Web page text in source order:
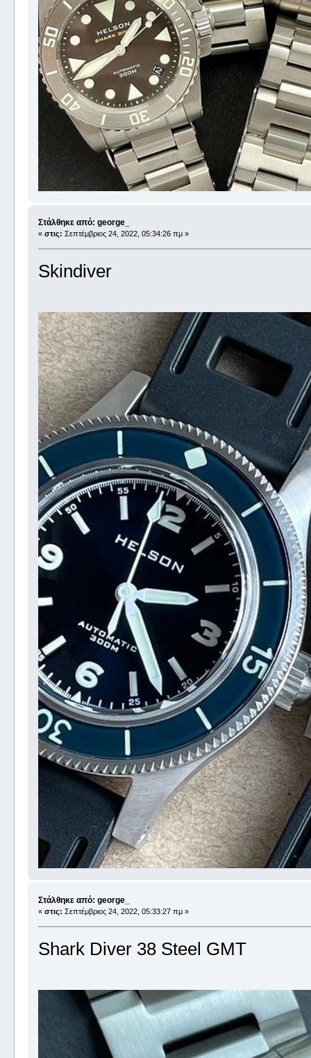
Στάλθηκε από: george_
« στις: Σεπτέμβριος 24, 2022, 05:34:26 πμ »
Skindiver
Στάλθηκε από: george_
« στις: Σεπτέμβριος 24, 2022, 05:33:27 πμ »
Shark Diver 38 Steel GMT